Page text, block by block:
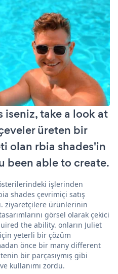
iseniz, take a look at
üreten bir
olan rbia shades'in
been able to create.
işlerinden
shades çevrimiçi satış
ziyaretçilere ürünlerinin
görsel olarak çekici
the ability. onların Juliet
yeterli bir çözüm
önce bir many different
bir parçasıymış gibi
kullanımı zordu.